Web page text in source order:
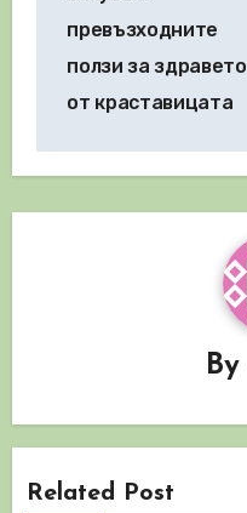
превъзходните
ползи за здравето
от краставицата
By
Related Post